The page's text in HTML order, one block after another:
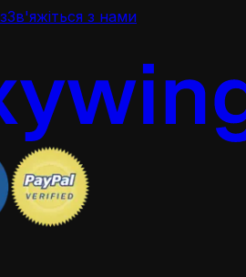
Зв'яжіться з нами